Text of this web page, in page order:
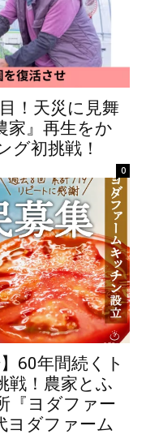
！天災に見舞
家』再生をか
グ初挑戦！
0
60年間続くト
戦！農家とふ
『ヨダファー
ヨダファーム